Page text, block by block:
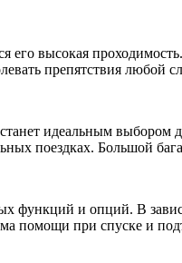
его высокая
препятствия любой
идеальным
поездках. Большой
функций и опций. В
помощи при спуске и